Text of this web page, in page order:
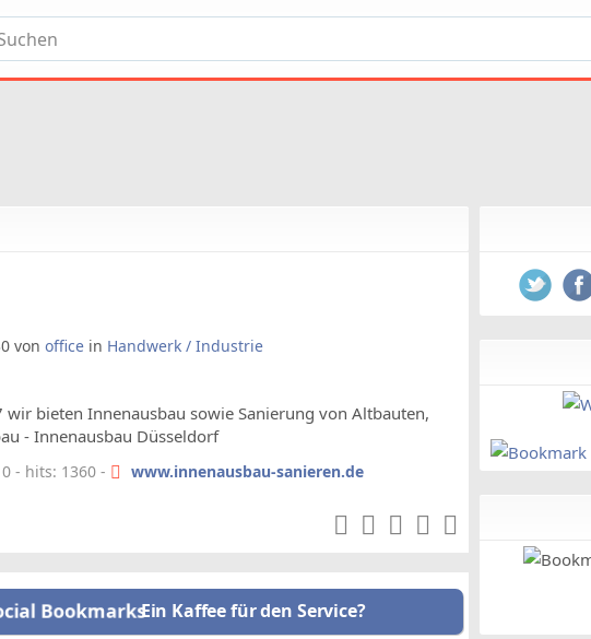
von office in Handwerk / Industrie
bieten Innenausbau sowie Sanierung von Altbauten,
- Innenausbau Düsseldorf
- hits: 1360 - www.innenausbau-sanieren.de
Ein Kaffee für den Service?